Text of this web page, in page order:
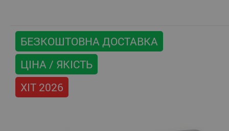
БЕЗКОШТОВНА ДОСТАВКА
ЦІНА / ЯКІСТЬ
ХІТ 2026